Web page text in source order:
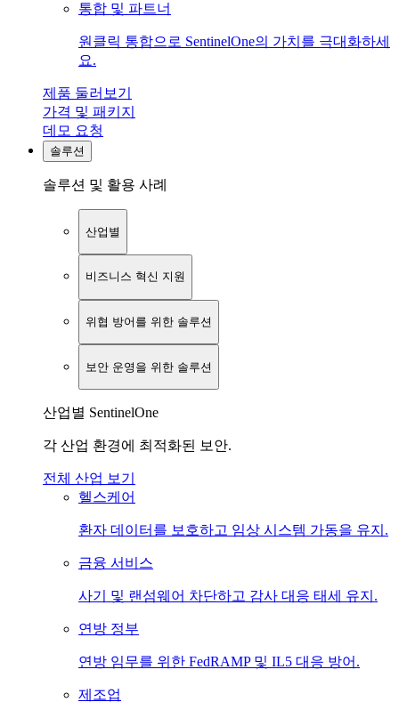
통합 및 파트너
원클릭 통합으로 SentinelOne의 가치를 극대화하세
요.
제품 둘러보기
가격 및 패키지
데모 요청
솔루션
솔루션 및 활용 사례
산업별
비즈니스 혁신 지원
위협 방어를 위한 솔루션
보안 운영을 위한 솔루션
산업별 SentinelOne
각 산업 환경에 최적화된 보안.
전체 산업 보기
헬스케어
환자 데이터를 보호하고 임상 시스템 가동을 유지.
금융 서비스
사기 및 랜섬웨어 차단하고 감사 대응 태세 유지.
연방 정부
연방 임무를 위한 FedRAMP 및 IL5 대응 방어.
제조업